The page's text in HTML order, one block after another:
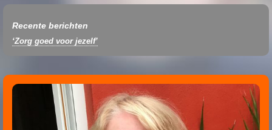
Recente berichten
‘Zorg goed voor jezelf’